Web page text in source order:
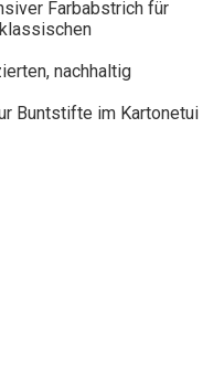
Farbabstrich für
nachhaltig
Buntstifte im Kartonetui